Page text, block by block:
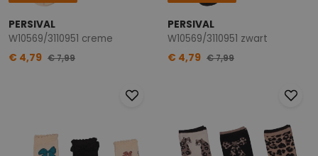
PERSIVAL
W10569/3110951 creme
€ 4,79 € 7,99
PERSIVAL
W10569/3110951 zwart
€ 4,79 € 7,99